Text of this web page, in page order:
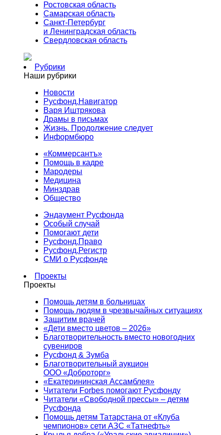
Ростовская область
Самарская область
Санкт-Петербург
и Ленинградская область
Свердловская область
Рубрики
Наши рубрики
Новости
Русфонд.Навигатор
Варя Иштрякова
Драмы в письмах
Жизнь. Продолжение следует
Информбюро
«Коммерсантъ»
Помощь в кадре
Мародеры
Медицина
Минздрав
Общество
Эндаумент Русфонда
Особый случай
Помогают дети
Русфонд.Право
Русфонд.Регистр
СМИ о Русфонде
Проекты
Проекты
Помощь детям в больницах
Помощь людям в чрезвычайных ситуациях
Защитим врачей
«Дети вместо цветов – 2026»
Благотворительность вместо новогодних
сувениров
Русфонд & Зумба
Благотворительный аукцион
ООО «Доброторг»
«Екатерининская Ассамблея»
Читатели Forbes помогают Русфонду
Читатели «Свободной прессы» – детям
Русфонда
Помощь детям Татарстана от «Клуба
чемпионов» сети АЗС «Татнефть»